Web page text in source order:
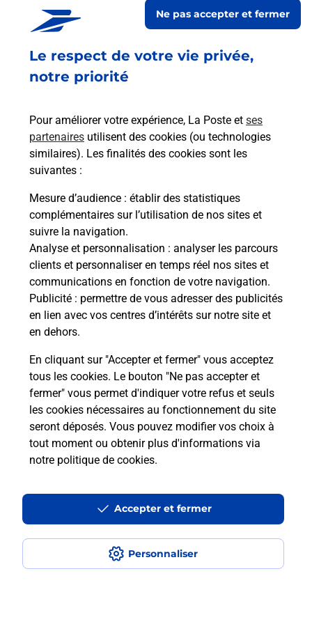
Le respect de votre vie privée,
notre priorité
Pour améliorer votre expérience, La Poste et ses
partenaires utilisent des cookies (ou technologies
similaires). Les finalités des cookies sont les
suivantes :
Mesure d’audience : établir des statistiques
complémentaires sur l’utilisation de nos sites et
suivre la navigation.
Analyse et personnalisation : analyser les parcours
clients et personnaliser en temps réel nos sites et
communications en fonction de votre navigation.
Publicité : permettre de vous adresser des publicités
en lien avec vos centres d’intérêts sur notre site et
en dehors.
En cliquant sur "Accepter et fermer" vous acceptez
tous les cookies. Le bouton "Ne pas accepter et
fermer" vous permet d'indiquer votre refus et seuls
les cookies nécessaires au fonctionnement du site
seront déposés. Vous pouvez modifier vos choix à
tout moment ou obtenir plus d'informations via
notre politique de cookies.
Personnaliser
Ne pas accepter et fermer
Accepter et fermer
Vous recherchez un smartphone pas cher proche
de Poste à ABONDANCE (74360) !
En savoir plus
Souscrire à la téléassistance
Besoin d’un système de téléassistance à l’intérieur
et/ou à l’extérieur de votre domicile ? Découvrez
les offres téléalarme dans votre bureau de Poste à
ABONDANCE.
Haute-Savoie
Accessibilité : partiellement conforme
Conditions contractuelles
Mentions légales